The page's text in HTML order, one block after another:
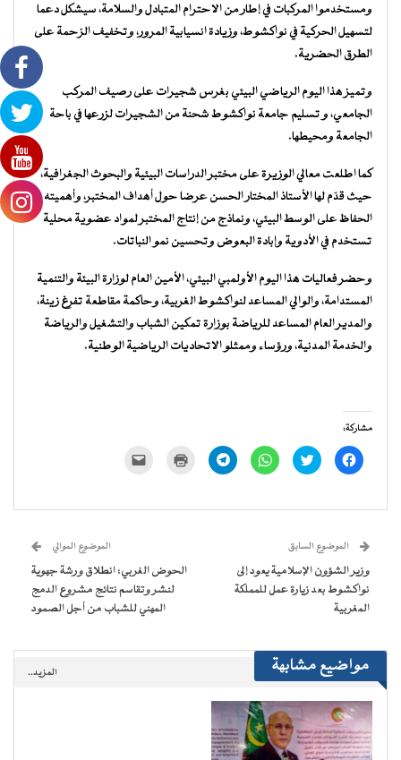
ومستخدموا المركبات في إطار من الاحترام المتبادل والسلامة، سيشكل دعما
لتسهيل الحركية في نواكشوط، وزيادة انسيابية المرور، وتخفيف الزحمة على
الطرق الحضرية.
وتميز هذا اليوم الرياضي البيئي بغرس شجيرات على رصيف المركب
الجامعي، و تسليم جامعة نواكشوط شحنة من الشجيرات لزرعها في باحة
الجامعة ومحيطها.
كما اطلعت معالي الوزيرة على مختبر الدراسات البيئية والبحوث الجغرافية،
حيث قدّم لها الأستاذ المختار الحسن عرضا حول أهداف المختبر، وأهميته في
الحفاظ على الوسط البيئي، ونماذج من إنتاج المختبر لمواد عضوية محلية
تستخدم في الأدوية وإبادة البعوض وتحسين نمو النباتات.
وحضر فعاليات هذا اليوم الأولمبي البيئي، الأمين العام لوزارة البيئة والتنمية
المستدامة، والوالي المساعد لنواكشوط الغربية، وحاكمة مقاطعة تفرغ زينة،
والمدير العام المساعد للرياضة بوزارة تمكين الشباب والتشغيل والرياضة
والخدمة المدنية، ورؤساء وممثلو الاتحاديات الرياضية الوطنية.
مشاركة:
انقر
للمشاركة
في
اضغط
للمشاركة
في
انقر
للمشاركة
في
انقر
للمشاركة
في
للطباعة
جديدة) الإلكتروني
نافذة
جديدة)
الموضوع السابق
وزير الشؤون الإسلامية يعود إلى
نواكشوط بعد زيارة عمل للمملكة
المغربية
الموضوع الموالي
الحوض الغربي: انطلاق ورشة جهوية
لنشر وتقاسم نتائج مشروع الدمج
المهني للشباب من أجل الصمود
مواضيع مشابهة المزيد..